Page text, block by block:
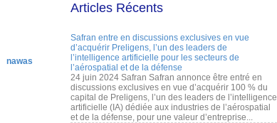
nawas
Articles Récents
Safran entre en discussions exclusives en vue
d’acquérir Preligens, l’un des leaders de
l’intelligence artificielle pour les secteurs de
l’aérospatial et de la défense
24 juin 2024 Safran Safran annonce être entré en
discussions exclusives en vue d’acquérir 100 % du
capital de Preligens, l’un des leaders de l’intelligence
artificielle (IA) dédiée aux industries de l’aérospatial
et de la défense, pour une valeur d’entreprise...